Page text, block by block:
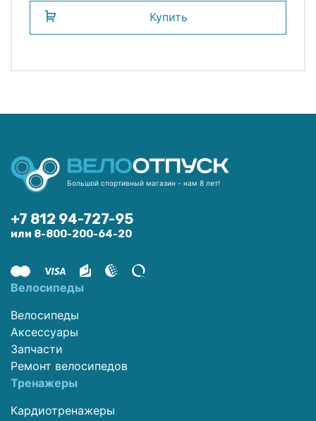
Купить
Большой спортивный магазин - нам 8 лет!
+7 812 94-727-95
или 8-800-200-64-20
Велосипеды
Велосипеды
Аксессуары
Запчасти
Ремонт велосипедов
Тренажеры
Кардиотренажеры